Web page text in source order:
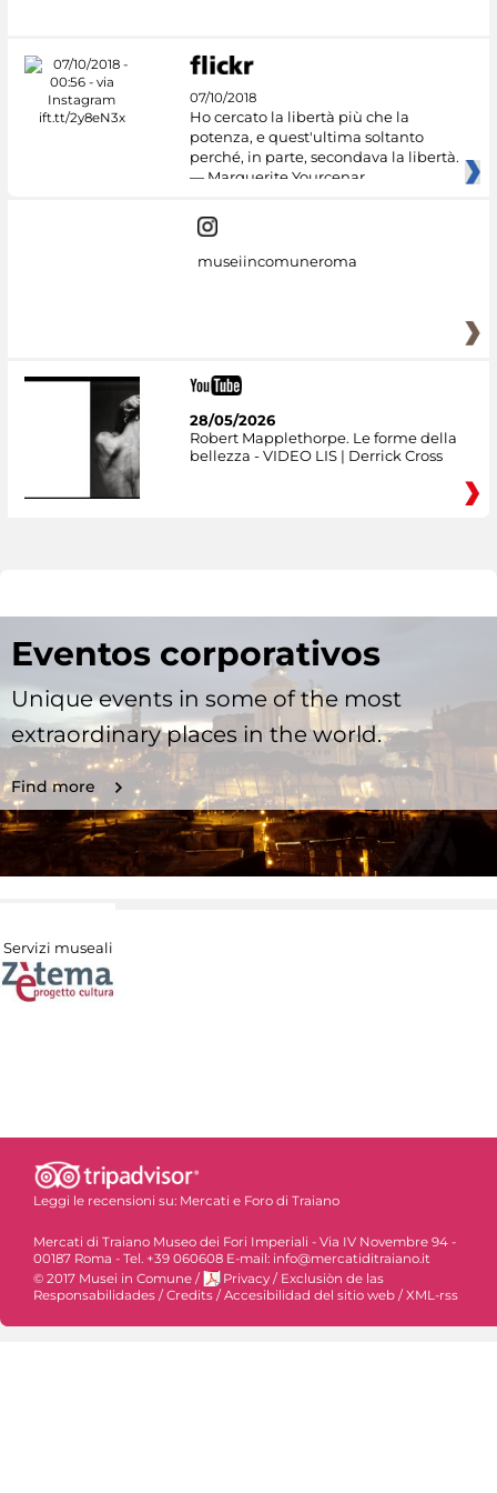
07/10/2018
Ho cercato la libertà più che la
potenza, e quest'ultima soltanto
perché, in parte, secondava la libertà.
— Marguerite Yourcenar
museiincomuneroma
28/05/2026
Robert Mapplethorpe. Le forme della
bellezza - VIDEO LIS | Derrick Cross
Eventos corporativos
Unique events in some of the most
extraordinary places in the world.
Find more
Servizi museali
Leggi le recensioni su: Mercati e Foro di Traiano
Mercati di Traiano Museo dei Fori Imperiali - Via IV Novembre 94 -
00187 Roma - Tel. +39 060608 E-mail: info@mercatiditraiano.it
© 2017 Musei in Comune / Privacy / Exclusiòn de las
Responsabilidades /Credits /Accesibilidad del sitio web /XML-rss